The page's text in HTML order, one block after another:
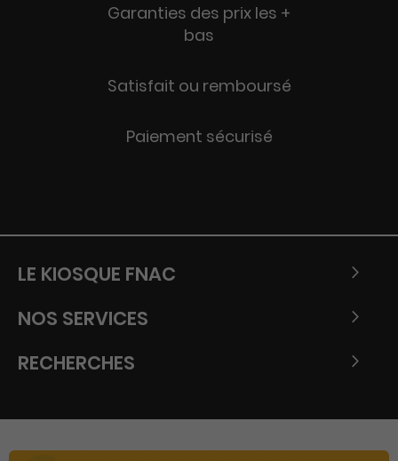
Garanties des prix les +
bas
Satisfait ou remboursé
Paiement sécurisé
LE KIOSQUE FNAC
NOS SERVICES
RECHERCHES